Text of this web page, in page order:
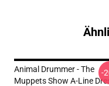
Animal Drummer - The
Muppets Show A-Line
-